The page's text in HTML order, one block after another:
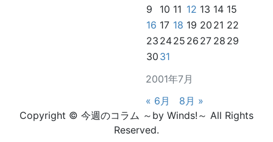
2001年7月
9
10 11 12 13 14 15
16 17 18 19 20 21 22
23 2425 26 27 28 29
30 31
« 6月
8月 »
Copyright © 今週のコラム ～by Winds!～ All Rights
Reserved.